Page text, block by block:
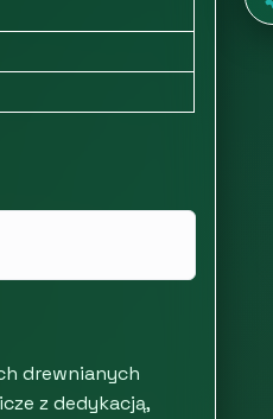
drewnianych
z dedykacją,